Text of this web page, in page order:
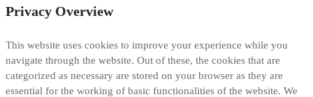
Privacy Overview
This website uses cookies to improve your experience while you
navigate through the website. Out of these, the cookies that are
categorized as necessary are stored on your browser as they are
essential for the working of basic functionalities of the website. We